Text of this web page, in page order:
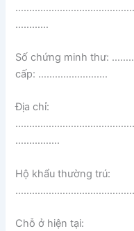
…………
Số chứng minh thư:
cấp: …………………….
Địa chỉ:
…………….
Hộ khẩu thường trú:
Chỗ ở hiện tại: